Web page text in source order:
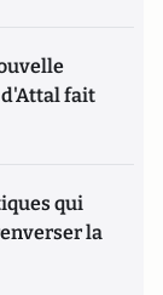
fait
qui
la